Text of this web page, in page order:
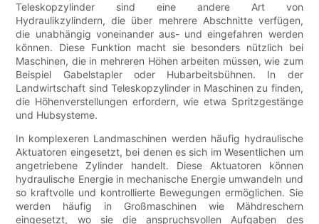
Teleskopzylinder sind eine andere Art von
Hydraulikzylindern, die über mehrere Abschnitte verfügen,
die unabhängig voneinander aus- und eingefahren werden
können. Diese Funktion macht sie besonders nützlich bei
Maschinen, die in mehreren Höhen arbeiten müssen, wie zum
Beispiel Gabelstapler oder Hubarbeitsbühnen. In der
Landwirtschaft sind Teleskopzylinder in Maschinen zu finden,
die Höhenverstellungen erfordern, wie etwa Spritzgestänge
und Hubsysteme.
In komplexeren Landmaschinen werden häufig hydraulische
Aktuatoren eingesetzt, bei denen es sich im Wesentlichen um
angetriebene Zylinder handelt. Diese Aktuatoren können
hydraulische Energie in mechanische Energie umwandeln und
so kraftvolle und kontrollierte Bewegungen ermöglichen. Sie
werden häufig in Großmaschinen wie Mähdreschern
eingesetzt, wo sie die anspruchsvollen Aufgaben des